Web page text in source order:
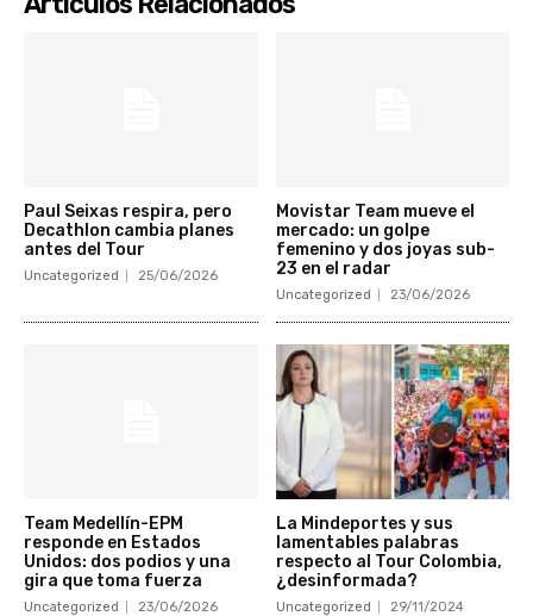
Paul Seixas respira, pero
Decathlon cambia planes
antes del Tour
Uncategorized 25/06/2026
Movistar Team mueve el
mercado: un golpe
femenino y dos joyas sub-
23 en el radar
Uncategorized 23/06/2026
Team Medellín-EPM
responde en Estados
Unidos: dos podios y una
gira que toma fuerza
Uncategorized 23/06/2026
La Mindeportes y sus
lamentables palabras
respecto al Tour Colombia,
¿desinformada?
Uncategorized 29/11/2024